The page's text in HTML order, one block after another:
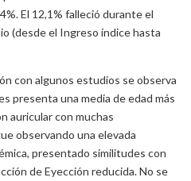
El 12,1% falleció durante el
(desde el Ingreso índice hasta
con algunos estudios se observa
presenta una media de edad más
auricular con muchas
observando una elevada
presentado similitudes con
de Eyección reducida. No se